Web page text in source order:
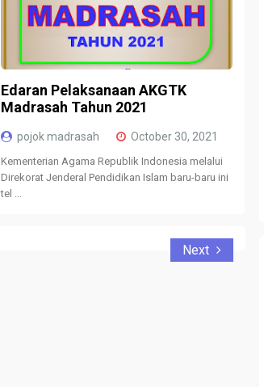
Edaran Pelaksanaan AKGTK
Madrasah Tahun 2021
pojok madrasah October 30, 2021
Kementerian Agama Republik Indonesia melalui
Direkorat Jenderal Pendidikan Islam baru-baru ini
tel ...
Next